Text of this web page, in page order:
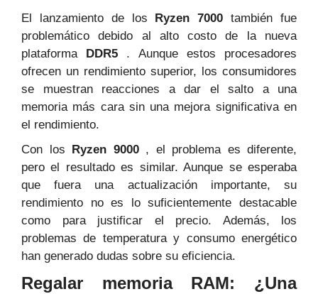
El lanzamiento de los Ryzen 7000 también fue
problemático debido al alto costo de la nueva
plataforma
DDR5 . Aunque estos procesadores
ofrecen un rendimiento superior, los consumidores
se muestran reacciones a dar el salto a una
memoria más cara sin una mejora significativa en
el rendimiento.
Con los
Ryzen 9000, el problema es diferente,
pero el resultado es similar. Aunque se esperaba
que fuera una actualización importante, su
rendimiento no es lo suficientemente destacable
como para justificar el precio. Además, los
problemas de temperatura y consumo energético
han generado dudas sobre su eficiencia.
Regalar memoria RAM: ¿Una